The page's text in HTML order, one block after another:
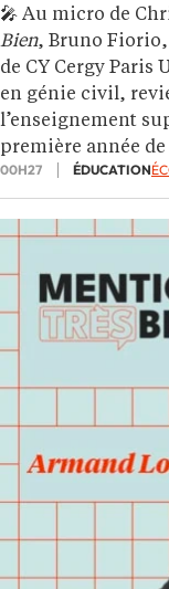
🎤 Au micro de
Bien, Bruno
de CY Cergy
en génie civil,
l’enseignement
première année
00H27 ÉDUCATION